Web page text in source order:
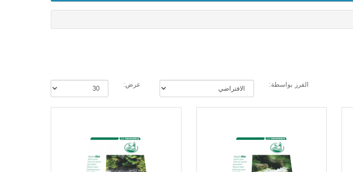
الفرز بواسطة:
عرض: